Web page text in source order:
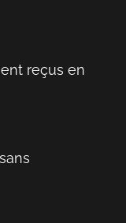
reçus en